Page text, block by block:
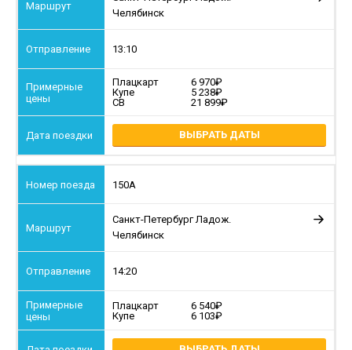
Челябинск
13:10
Плацкарт
6 970
Купе
5 238
СВ
21 899
ВЫБРАТЬ ДАТЫ
150А
Санкт-Петербург Ладож.
Челябинск
14:20
Плацкарт
6 540
Купе
6 103